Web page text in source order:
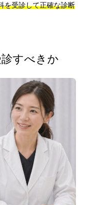
を受診して正確な診断
すべきか